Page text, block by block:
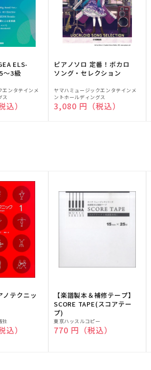
ELS-
～3級
エンタテインメ
ス
）
ピアノソロ 定番！ボカロ
ソング・セレクション
販
売
元:
ヤマハミュージックエンタテインメ
ントホールディングス
通常価格
3,080 円（税込）
ノテクニッ
社
）
【楽譜製本＆補修テープ】
SCORE TAPE(スコアテー
プ)
販
売
東京ハッスルコピー
通常価格
770 円（税込）